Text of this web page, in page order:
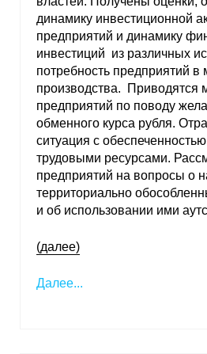
О совете
Регулярные прогнозы
Квартальный прогноз
Краткосрочный
Оценка индекса
производства
Российская Система
экономика России»
динамику инвестиционной
предприятий и динамику
инвестиций из различных
потребность предприятий в
производства. Приводятся
предприятий по поводу
обменного курса рубля.
ситуация с
трудовыми ресурсами.
предприятий на вопросы о
территориально
и об использовании ими
(далее)
Далее...